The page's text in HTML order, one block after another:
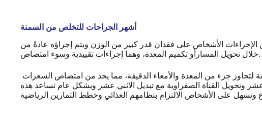
أشهر الجراحات للتخلص من السمنة
الإجراءات الأشخاص على فقدان قدر كبير من الوزن ويتم إجراؤه عادةً من
خلال تحويل المسارأو تكميم المعدة، وهما إجراءات تقييدية وسوء امتصاص.
عشر وتحويل القناة الصفراوية مع تبديل الاثني عشر وبشكل عام تساعد هذه